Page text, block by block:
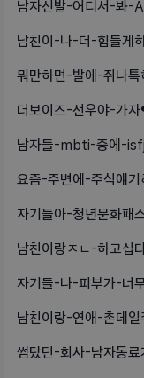
남자신발-어디서-봐-
남친이-나-더-힘들게
뭐만하면-발에-쥐나
더보이즈-선우야-
남자들-mbti-중에-
요즘-주변에-주식얘
자기들아-청년문화
남친이랑ㅈㄴ-하고
자기들-나-피부가-너
남친이랑-연애-촌데
썸탔던-회사-남자동